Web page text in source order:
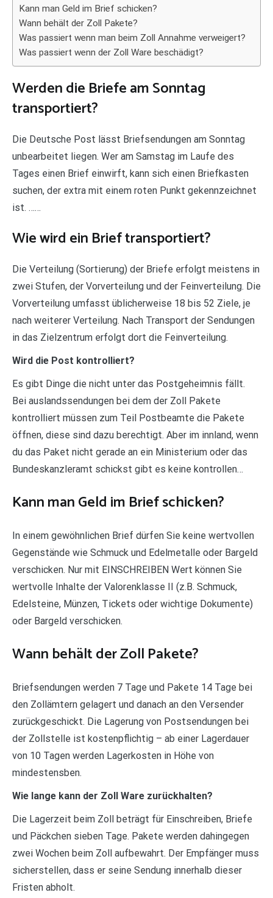
Kann man Geld im Brief schicken?
Wann behält der Zoll Pakete?
Was passiert wenn man beim Zoll Annahme verweigert?
Was passiert wenn der Zoll Ware beschädigt?
Werden die Briefe am Sonntag
transportiert?
Die Deutsche Post lässt Briefsendungen am Sonntag
unbearbeitet liegen. Wer am Samstag im Laufe des
Tages einen Brief einwirft, kann sich einen Briefkasten
suchen, der extra mit einem roten Punkt gekennzeichnet
ist. ……
Wie wird ein Brief transportiert?
Die Verteilung (Sortierung) der Briefe erfolgt meistens in
zwei Stufen, der Vorverteilung und der Feinverteilung. Die
Vorverteilung umfasst üblicherweise 18 bis 52 Ziele, je
nach weiterer Verteilung. Nach Transport der Sendungen
in das Zielzentrum erfolgt dort die Feinverteilung.
Wird die Post kontrolliert?
Es gibt Dinge die nicht unter das Postgeheimnis fällt.
Bei auslandssendungen bei dem der Zoll Pakete
kontrolliert müssen zum Teil Postbeamte die Pakete
öffnen, diese sind dazu berechtigt. Aber im innland, wenn
du das Paket nicht gerade an ein Ministerium oder das
Bundeskanzleramt schickst gibt es keine kontrollen…
Kann man Geld im Brief schicken?
In einem gewöhnlichen Brief dürfen Sie keine wertvollen
Gegenstände wie Schmuck und Edelmetalle oder Bargeld
verschicken. Nur mit EINSCHREIBEN Wert können Sie
wertvolle Inhalte der Valorenklasse II (z.B. Schmuck,
Edelsteine, Münzen, Tickets oder wichtige Dokumente)
oder Bargeld verschicken.
Wann behält der Zoll Pakete?
Briefsendungen werden 7 Tage und Pakete 14 Tage bei
den Zollämtern gelagert und danach an den Versender
zurückgeschickt. Die Lagerung von Postsendungen bei
der Zollstelle ist kostenpflichtig – ab einer Lagerdauer
von 10 Tagen werden Lagerkosten in Höhe von
mindestensben.
Wie lange kann der Zoll Ware zurückhalten?
Die Lagerzeit beim Zoll beträgt für Einschreiben, Briefe
und Päckchen sieben Tage. Pakete werden dahingegen
zwei Wochen beim Zoll aufbewahrt. Der Empfänger muss
sicherstellen, dass er seine Sendung innerhalb dieser
Fristen abholt.